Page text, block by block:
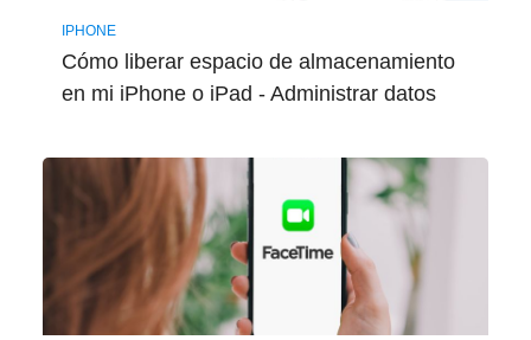
IPHONE
Cómo liberar espacio de almacenamiento
en mi iPhone o iPad - Administrar datos